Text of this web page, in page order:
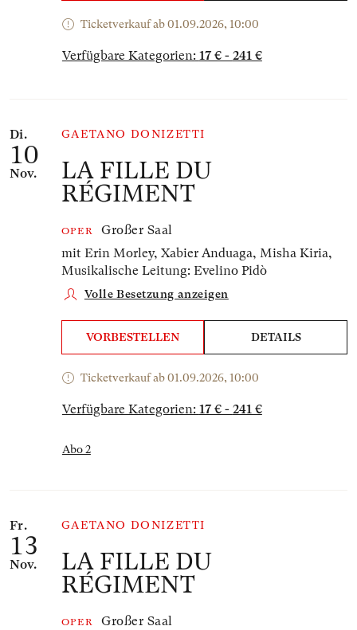
Ticketverkauf ab 01.09.2026, 10:00
Verfügbare Kategorien: 17 € - 241 €
Di.
10
Nov.
GAETANO DONIZETTI
LA FILLE DU
RÉGIMENT
OPER
Großer Saal
mit Erin Morley, Xabier Anduaga, Misha Kiria,
Musikalische Leitung: Evelino Pidò
Volle Besetzung anzeigen
VORBESTELLEN DETAILS
Ticketverkauf ab 01.09.2026, 10:00
Verfügbare Kategorien: 17 € - 241 €
Abo 2
Fr.
13
Nov.
GAETANO DONIZETTI
LA FILLE DU
RÉGIMENT
OPER
Großer Saal